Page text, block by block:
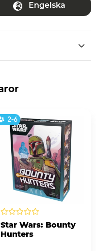
Engelska
2-6
Star Wars: Bounty
Hunters